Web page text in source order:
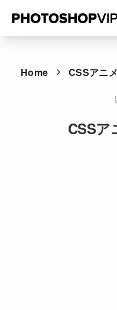
Home CSSアニ
CSSア